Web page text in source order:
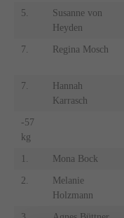
5.
Susanne von
Heyden
7. Regina Mosch
7.
Hannah
Karrasch
-57
kg
1. Mona Bock
2.
Melanie
Holzmann